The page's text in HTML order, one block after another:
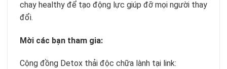
chay healthy để tạo động lực giúp đỡ mọi người thay
đổi.
Mời các bạn tham gia:
Cộng đồng Detox thải độc chữa lành tại link: